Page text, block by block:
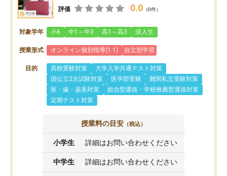
評価 0.0 （0件）
対象学年 小6 中1～中3 高1～高3 浪人生
授業形式 オンライン個別指導(1:1) 自立型学習
目的 高校受験対策
大学入学共通テスト対策
国公立2次試験対策
医学部受験
難関私立受験対策
医・歯・薬系対策
総合型選抜・学校推薦型選抜対策
定期テスト対策
授業料の目安 （税込）
小学生 詳細はお問い合わせください
中学生 詳細はお問い合わせください